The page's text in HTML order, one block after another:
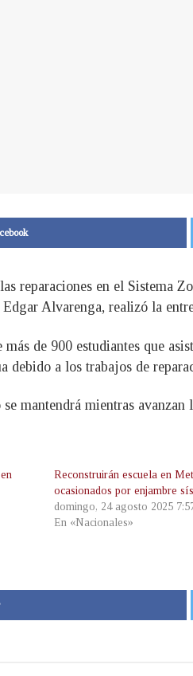
reparaciones en el
Alvarenga, realizó la
de 900 estudiantes que
debido a los trabajos de
mantendrá mientras
Reconstruirán escuela en
ocasionados por enjambre
domingo, 24 agosto 2025
En «Nacionales»